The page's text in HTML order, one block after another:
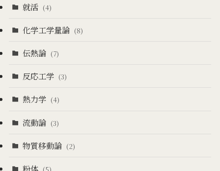
就活 (4)
化学工学量論 (8)
伝熱論 (7)
反応工学 (3)
熱力学 (4)
流動論 (3)
物質移動論 (2)
粉体